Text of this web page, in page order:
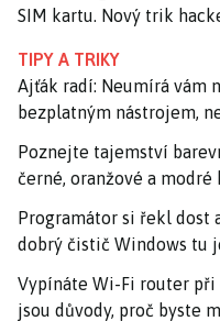
SIM kartu. Nový trik
TIPY A TRIKY
Ajťák radí: Neumírá vám
bezplatným nástrojem,
Poznejte tajemství
černé, oranžové a modré
Programátor si řekl dost
dobrý čistič Windows tu
Vypínáte Wi-Fi router při
jsou důvody, proč byste